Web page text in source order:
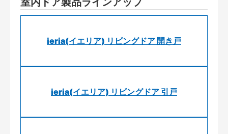
ieria(イエリア) リビングドア 開き戸
ieria(イエリア) リビングドア 引戸